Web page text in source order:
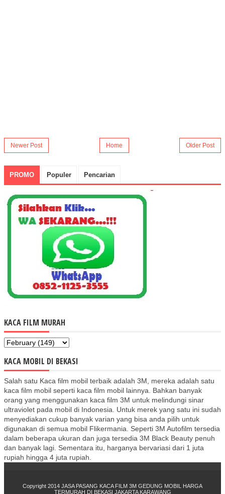
Newer Post Older Post
Home
PROMO Populer Pencarian
KACA FILM MURAH
KACA MOBIL DI BEKASI
Salah satu Kaca film mobil terbaik adalah 3M, mereka adalah satu
kaca film mobil seperti kaca film mobil lainnya. Bahkan banyak
orang yang menggunakan kaca film 3M untuk melindungi sinar
ultraviolet pada mobil di Indonesia. Untuk merek yang satu ini sudah
menyediakan cukup banyak varian yang bisa anda pilih untuk
digunakan di semua mobil Flikermania. Seperti 3M Autofilm tersedia
dalam beberapa ukuran dan juga tersedia 3M Black Beauty penuh
dan banyak lagi. Sementara itu, harganya bervariasi dari 1 juta
rupiah hingga 4 juta rupiah.
Copyright 2014 JASA PASANG KACA FILM 3M GEDUNG MOBIL HARGA
TERMURAH DI BEKASI JAKARTA KARAWANG